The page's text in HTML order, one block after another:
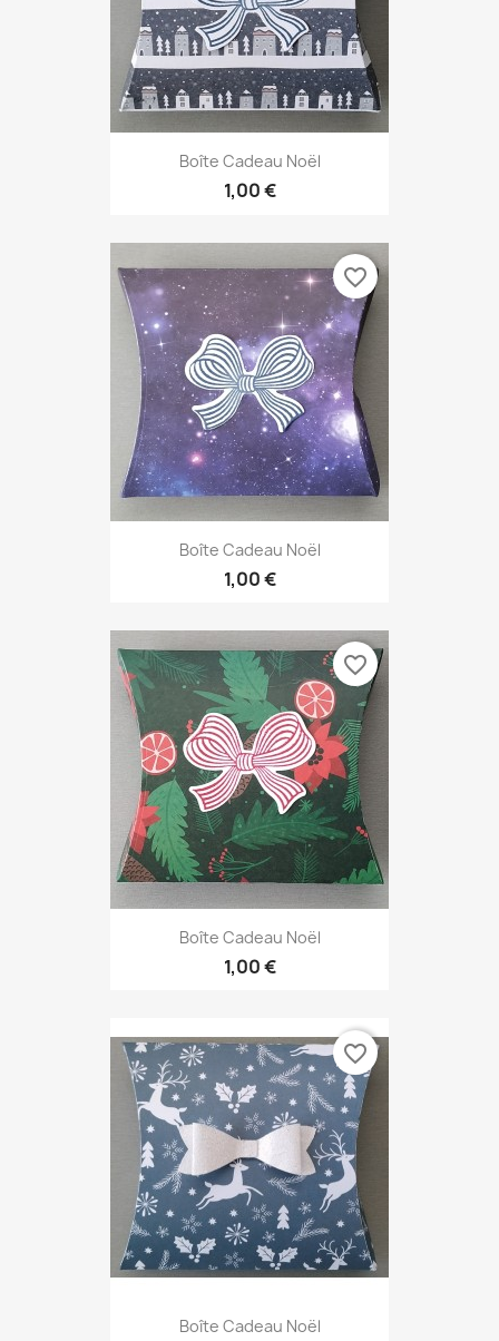
Boîte Cadeau Noël
1,00 €
Boîte Cadeau Noël
1,00 €
favorite_border
Boîte Cadeau Noël
1,00 €
favorite_border
Boîte Cadeau Noël
favorite_border